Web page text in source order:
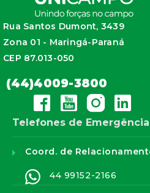
Rua Santos Dumont, 3439
Zona 01 - Maringá-Paraná
CEP 87.013-050
(44)4009-3800
Telefones de Emergência
Coord. de
44 99152-2166